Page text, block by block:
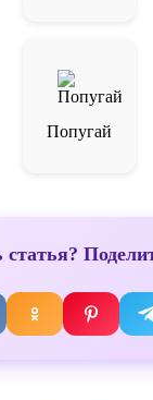
Попугай